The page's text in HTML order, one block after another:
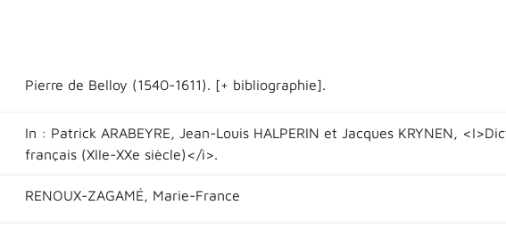
Pierre de Belloy (1540-1611). [+ bibliographie].
In : Patrick ARABEYRE, Jean-Louis HALPERIN et Jacques KRYNEN,
français (XIIe-XXe siècle)</i>.
RENOUX-ZAGAMÉ, Marie-France